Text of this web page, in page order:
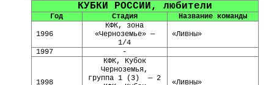
КУБКИ РОССИИ, любители
Год Стадия Название команды
1996
КФК, зона
«Черноземье» —
1/4
«Ливны»
1997 -
1998
КФК, Кубок
Черноземья,
группа 1 (3)
— 2 «Ливны»